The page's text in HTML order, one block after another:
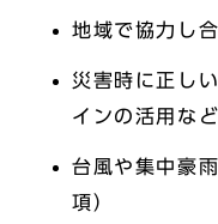
地域で協力し
災害時に正し
インの活用など
台風や集中豪
項）